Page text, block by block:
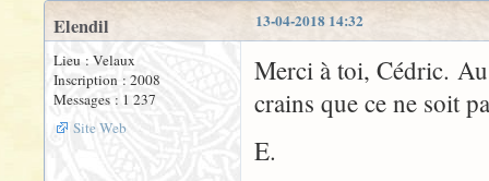
13-04-2018 14:32
Elendil
Lieu : Velaux
Inscription : 2008
Messages : 1 237
Site Web
Merci à toi, Cédric.
crains que ce ne soit
E.